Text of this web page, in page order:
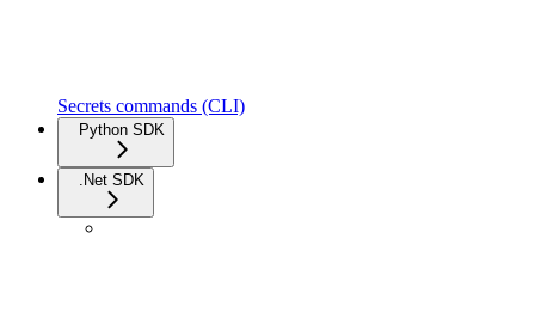
Secrets commands (CLI)
Python SDK
.Net SDK